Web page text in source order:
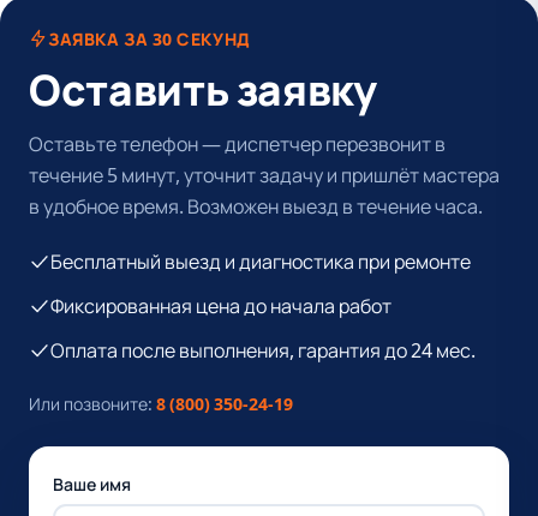
ЗАЯВКА ЗА 30 СЕКУНД
Оставить заявку
Оставьте телефон — диспетчер перезвонит в
течение 5 минут, уточнит задачу и пришлёт мастера
в удобное время. Возможен выезд в течение часа.
Бесплатный выезд и диагностика при ремонте
Фиксированная цена до начала работ
Оплата после выполнения, гарантия до 24 мес.
Или позвоните: 8 (800) 350-24-19
Ваше имя